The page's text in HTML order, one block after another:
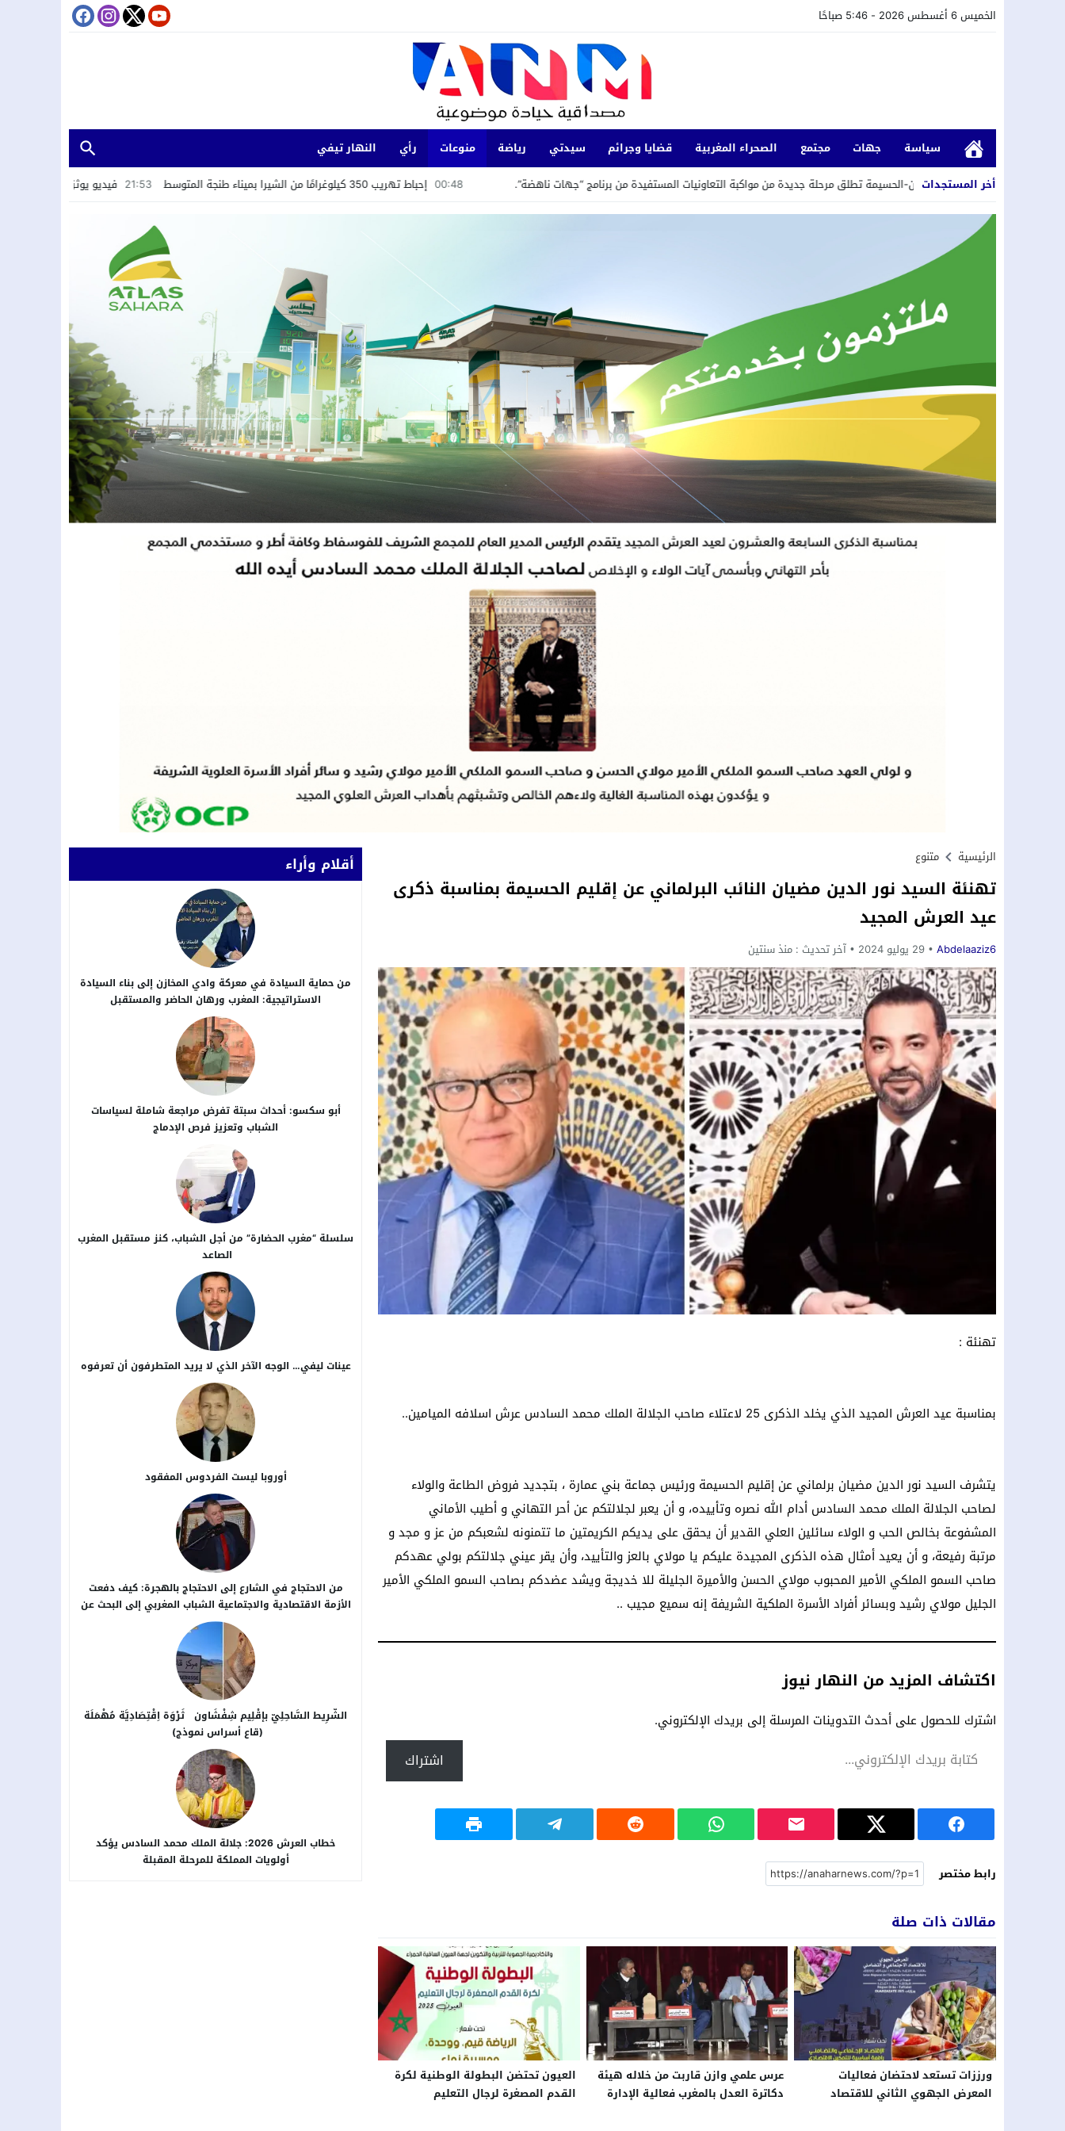
الخميس 6 أغسطس 2026 - 5:46 صباحًا
سياسة جهات مجتمع الصحراء المغربية قضايا وجرائم سيدتي رياضة منوعات رأي
النهار تيفي
أخر المستجدات
00:48 إحباط تهريب 350 كيلوغرامًا من الشيرا بميناء طنجة المتوسط 21:53 فيديو يوثق ابتزاز سائحين يطيح بمشتبه جهة طنجة-تطوان-الحسيمة تطلق مرحلة جديدة من مواكبة التعاونيات المستفيدة من برنامج “جهات ناهضة”.
الرئيسية متنوع
تهنئة السيد نور الدين مضيان النائب البرلماني عن إقليم الحسيمة بمناسبة ذكرى
عيد العرش المجيد
Abdelaaziz6 29 يوليو 2024 آخر تحديث : منذ سنتين
تهنئة :
بمناسبة عيد العرش المجيد الذي يخلد الذكرى 25 لاعتلاء صاحب الجلالة الملك محمد السادس عرش اسلافه الميامين..
يتشرف السيد نور الدين مضيان برلماني عن إقليم الحسيمة ورئيس جماعة بني عمارة ، بتجديد فروض الطاعة والولاء
لصاحب الجلالة الملك محمد السادس أدام الله نصره وتأييده، و أن يعبر لجلالتكم عن أحر التهاني و أطيب الأماني
المشفوعة بخالص الحب و الولاء سائلين العلي القدير أن يحقق على يديكم الكريمتين ما تتمنونه لشعبكم من عز و مجد و
مرتبة رفيعة، و أن يعيد أمثال هذه الذكرى المجيدة عليكم يا مولاي بالعز والتأييد، وأن يقر عيني جلالتكم بولي عهدكم
صاحب السمو الملكي الأمير المحبوب مولاي الحسن والأميرة الجليلة للا خديجة ويشد عضدكم بصاحب السمو الملكي الأمير
الجليل مولاي رشيد وبسائر أفراد الأسرة الملكية الشريفة إنه سميع مجيب ..
اكتشاف المزيد من النهار نيوز
اشترك للحصول على أحدث التدوينات المرسلة إلى بريدك الإلكتروني.
اشتراك
رابط مختصر
مقالات ذات صلة
ورززات تستعد لاحتضان فعاليات
المعرض الجهوي الثاني للاقتصاد
عرس علمي وازن قاربت من خلاله هيئة
دكاترة العدل بالمغرب فعالية الإدارة
العيون تحتضن البطولة الوطنية لكرة
القدم المصغرة لرجال التعليم
أقلام وأراء
من حماية السيادة في معركة وادي المخازن إلى بناء السيادة
الاستراتيجية: المغرب ورهان الحاضر والمستقبل
أبو سكسو: أحداث سبتة تفرض مراجعة شاملة لسياسات
الشباب وتعزيز فرص الإدماج
سلسلة “مغرب الحضارة” من أجل ​الشباب، كنز مستقبل المغرب
الصاعد
عينات ليفي… الوجه الآخر الذي لا يريد المتطرفون أن تعرفوه
أوروبا ليست الفردوس المفقود
من الاحتجاج في الشارع إلى الاحتجاج بالهجرة: كيف دفعت
الأزمة الاقتصادية والاجتماعية الشباب المغربي إلى البحث عن
بدائل خارج الوطن؟
الشَّرِيط السَّاحِلِيّ بإقْلِيم شِفْشَاون ثَرْوَة اِقْتِصَادِيَّة مُهْمَلَة
(قاع أسراس نموذج)
خطاب العرش 2026: جلالة الملك محمد السادس يؤكد
أولويات المملكة للمرحلة المقبلة